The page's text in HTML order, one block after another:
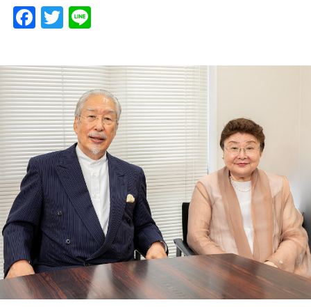
F
a
c
e
b
o
o
k
T
w
itt
er
e